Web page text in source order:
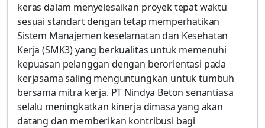
keras dalam menyelesaikan proyek tepat waktu
sesuai standart dengan tetap memperhatikan
Sistem Manajemen keselamatan dan Kesehatan
Kerja (SMK3) yang berkualitas untuk memenuhi
kepuasan pelanggan dengan berorientasi pada
kerjasama saling menguntungkan untuk tumbuh
bersama mitra kerja. PT Nindya Beton senantiasa
selalu meningkatkan kinerja dimasa yang akan
datang dan memberikan kontribusi bagi